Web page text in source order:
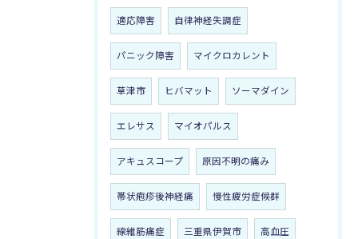
適応障害 自律神経失調症
パニック障害 マイクロカレント
草津市 ヒバマット ソーマダイン
エレサス マイオパルス
アキュスコープ 原因不明の痛み
帯状疱疹後神経痛 慢性疲労症候群
線維筋痛症 三重県伊賀市 高血圧